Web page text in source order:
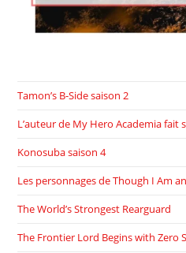
Tamon’s B-Side saison 2
L’auteur de My Hero Academia fait
Konosuba saison 4
Les personnages de Though I Am
The World’s Strongest Rearguard
The Frontier Lord Begins with Zero